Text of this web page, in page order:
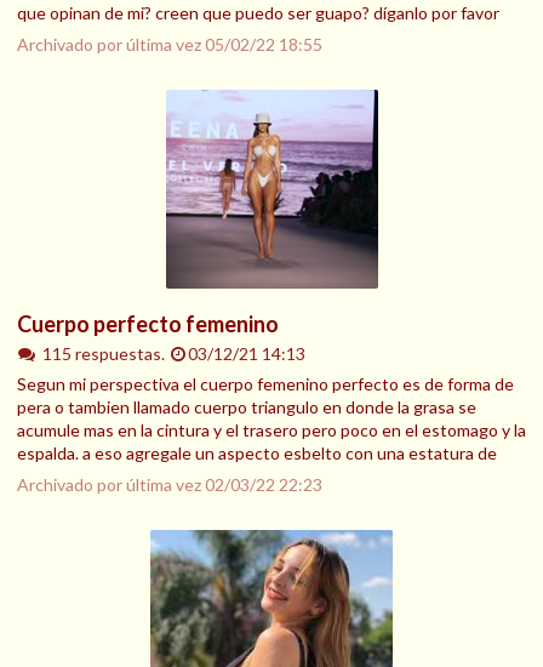
que opinan de mi? creen que puedo ser guapo? díganlo por favor
Archivado por última vez05/02/22 18:55
Cuerpo perfecto femenino
115 respuestas.
03/12/21 14:13
Segun mi perspectiva el cuerpo femenino perfecto es de forma de
pera o tambien llamado cuerpo triangulo en donde la grasa se
acumule mas en la cintura y el trasero pero poco en el estomago y la
espalda. a eso agregale un aspecto esbelto con una estatura de
Archivado por última vez02/03/22 22:23